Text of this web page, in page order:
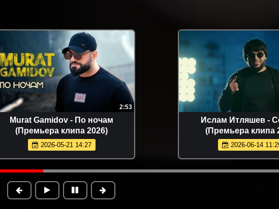
2:53
Murat Gamidov - По ночам
(Премьера клипа 2026)
2026-05-21 14:27
Ислам Итляшев -
(Премьера клипа
2026-06-14